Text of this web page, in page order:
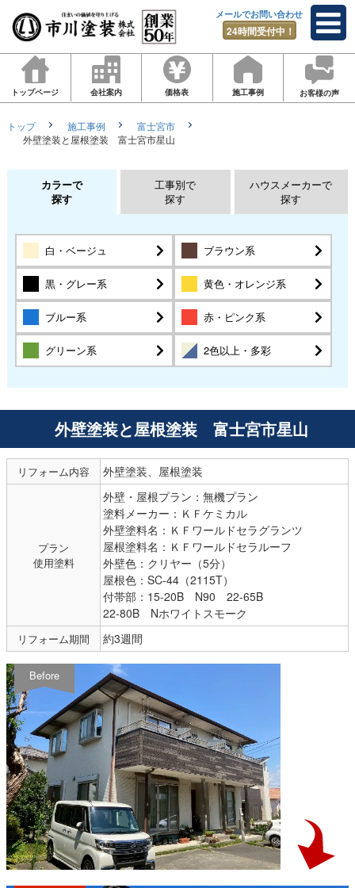
メールでお問い合わせ
24時間受付中！
トップページ 会社案内 価格表 施工事例 お客様の声
トップ 施工事例
富士宮市
外壁塗装と屋根塗装 富士宮市星山
カラーで
探す
工事別で
探す
ハウスメーカーで
探す
白・ベージュ ブラウン系
黒・グレー系 黄色・オレンジ系
ブルー系 赤・ピンク系
グリーン系 2色以上・多彩
外壁塗装と屋根塗装 富士宮市星山
リフォーム内容 外壁塗装、屋根塗装
プラン
使用塗料
外壁・屋根プラン：無機プラン
塗料メーカー：ＫＦケミカル
外壁塗料名：ＫＦワールドセラグランツ
屋根塗料名：ＫＦワールドセラルーフ
外壁色：クリヤー（5分）
屋根色：SC-44（2115T）
付帯部：15-20B N90 22-65B
22-80B Nホワイトスモーク
リフォーム期間 約3週間
Before